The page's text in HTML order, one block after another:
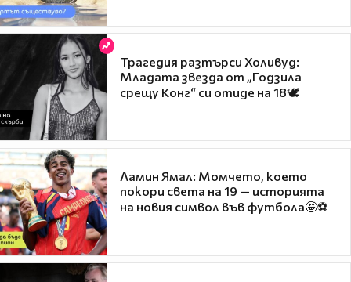
Трагедия разтърси Холивуд:
Младата звезда от „Годзила
срещу Конг“ си отиде на 18🕊️
Ламин Ямал: Момчето, което
покори света на 19 — историята
на новия символ във футбола🤩⚽